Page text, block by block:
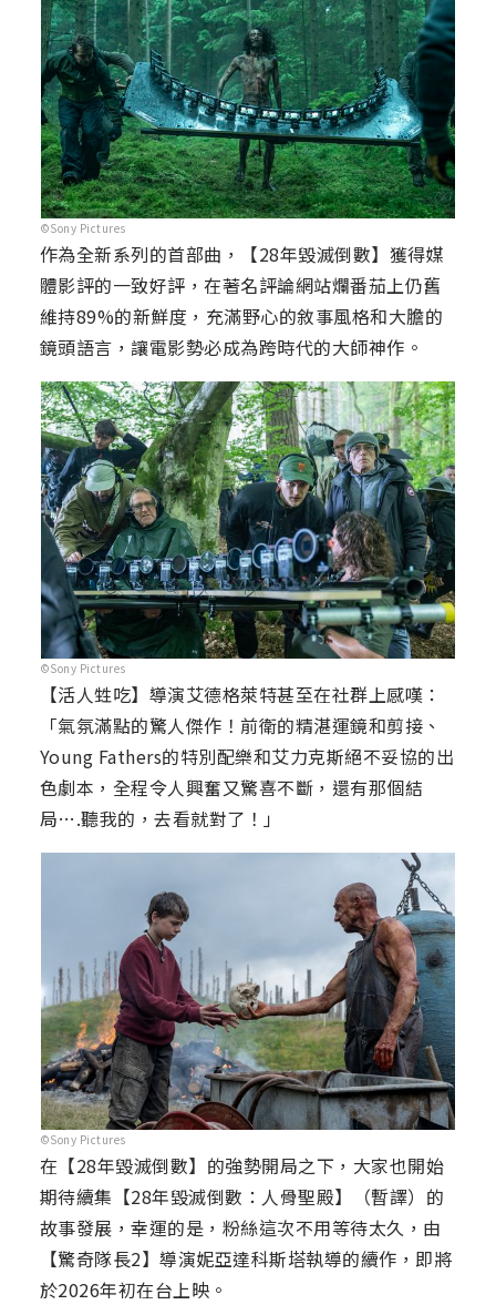
©Sony Pictures
作為全新系列的首部曲，【28年毀滅倒數】獲得媒
體影評的一致好評，在著名評論網站爛番茄上仍舊
維持89%的新鮮度，充滿野心的敘事風格和大膽的
鏡頭語言，讓電影勢必成為跨時代的大師神作。
©Sony Pictures
【活人甡吃】導演艾德格萊特甚至在社群上感嘆：
「氣氛滿點的驚人傑作！前衛的精湛運鏡和剪接、
Young Fathers的特別配樂和艾力克斯絕不妥協的出
色劇本，全程令人興奮又驚喜不斷，還有那個結
局….聽我的，去看就對了！」
©Sony Pictures
在【28年毀滅倒數】的強勢開局之下，大家也開始
期待續集【28年毀滅倒數：人骨聖殿】（暫譯）的
故事發展，幸運的是，粉絲這次不用等待太久，由
【驚奇隊長2】導演妮亞達科斯塔執導的續作，即將
於2026年初在台上映。